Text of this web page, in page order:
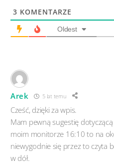
3 KOMENTARZE
Oldest
Arek 5 lat temu
Cześć, dzięki za wpis.
Mam pewną sugestię
moim monitorze 16:10 to na
niewygodnie się przez to czyta
w dół.